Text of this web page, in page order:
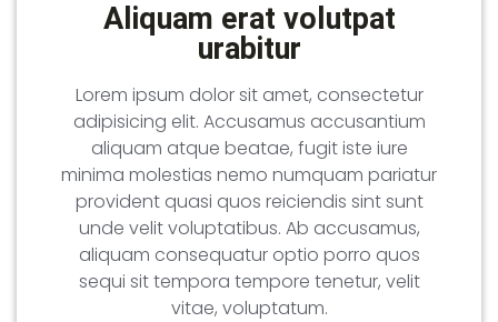
Aliquam erat volutpat
urabitur
Lorem ipsum dolor sit amet, consectetur
adipisicing elit. Accusamus accusantium
aliquam atque beatae, fugit iste iure
minima molestias nemo numquam pariatur
provident quasi quos reiciendis sint sunt
unde velit voluptatibus. Ab accusamus,
aliquam consequatur optio porro quos
sequi sit tempora tempore tenetur, velit
vitae, voluptatum.